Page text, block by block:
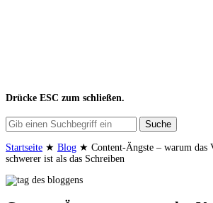
Drücke ESC zum schließen.
Suche
Startseite ★ Blog ★ Content-Ängste – warum das
schwerer ist als das Schreiben